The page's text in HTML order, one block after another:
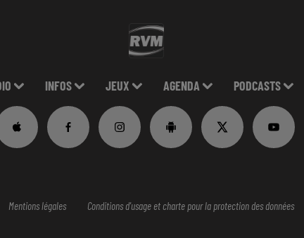
INFOS JEUX AGENDA PODCASTS
Mentions légales Conditions d'usage et charte pour la protection des données